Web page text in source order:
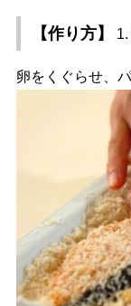
【作り方】
卵をくぐらせ、